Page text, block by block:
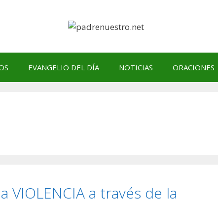
EVANGELIO DEL DÍA NOTICIAS ORACIONES
a través de la